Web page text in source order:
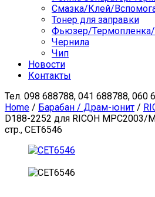
Смазка/Клей/
Тонер для заправки
Фьюзер/
Чернила
Чип
Новости
Контакты
Тел. 098 688788, 041 688788, 060
Home / Барабан / Драм-юнит /
D188-2252 для RICOH MPC2003/
стр., CET6546